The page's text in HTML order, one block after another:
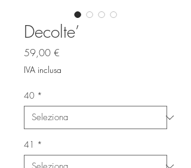
Decolte’
59,00 €
IVA inclusa
40 *
41 *